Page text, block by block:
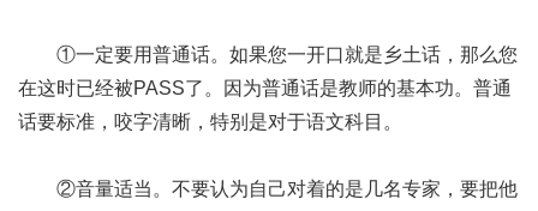
①一定要用普通话。如果您一开口就是乡土话，那么您
在这时已经被PASS了。因为普通话是教师的基本功。普通
话要标准，咬字清晰，特别是对于语文科目。
②音量适当。不要认为自己对着的是几名专家，要把他